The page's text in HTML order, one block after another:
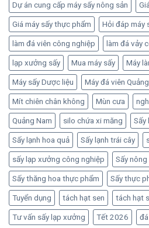
Dự án cung cấp máy sấy nông sản
Giá máy sấy thực phẩm Hỏi đáp máy
làm đá viên công nghiệp làm đá vảy
lạp xưởng sấy Mua máy sấy Máy
Máy sấy Dược liệu Máy đá viên
Mít chiên chân không Mùn cưa
Quảng Nam silo chứa xi măng Sấy
Sấy lạnh hoa quả Sấy lạnh trái cây
sấy lạp xưởng công nghiệp Sấy nông
Sấy thăng hoa thực phẩm Sấy thực
Tuyển dụng tách hạt sen tách hạt
Tư vấn sấy lạp xưởng Tết 2026